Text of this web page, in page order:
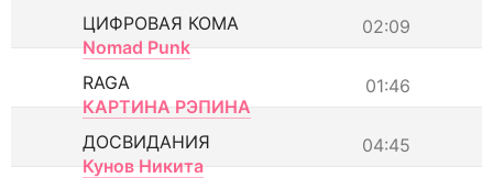
02:09
ЦИФРОВАЯ КОМА
Nomad Punk
01:46
RAGA
КАРТИНА РЭПИНА
04:45
ДОСВИДАНИЯ
Кунов Никита